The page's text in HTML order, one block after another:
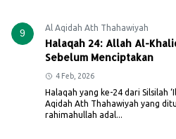
9 Al Aqidah Ath Thahawiyah
Halaqah 24: Allah Al-
Sebelum Menciptakan
4 Feb, 2026
Halaqah yang ke-24 dari Silsilah
Aqidah Ath Thahawiyah yang
rahimahullah adal...